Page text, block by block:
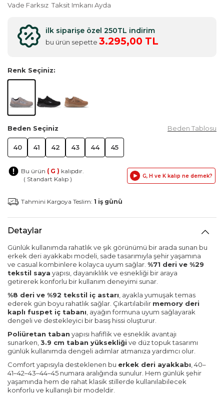
Vade Farksız Taksit Imkanı Ayda
ilk siparişe özel 250TL indirim
bu ürün sepette 3.295,00 TL
Renk Seçiniz:
Beden Seçiniz Beden Tablosu
40 41 42 43 44 45
Bu ürün ( G ) kalıpdır.
( Standart Kalıp )
G, H ve K kalıp ne demek?
Tahmini Kargoya Teslim: 1 iş günü
Detaylar
Günlük kullanımda rahatlık ve şık görünümü bir arada sunan bu
erkek deri ayakkabı modeli, sade tasarımıyla şehir yaşamına
ve casual kombinlere kolayca uyum sağlar. %71 deri ve %29
tekstil saya yapısı, dayanıklılık ve esnekliği bir araya
getirerek konforlu bir kullanım deneyimi sunar.
%8 deri ve %92 tekstil iç astarı, ayakla yumuşak temas
ederek gün boyu rahatlık sağlar. Çıkartılabilir memory deri
kaplı fuspet iç tabanı, ayağın formuna uyum sağlayarak
dengeli ve destekleyici bir basış hissi oluşturur.
Poliüretan taban yapısı hafiflik ve esneklik avantajı
sunarken,3.9 cm taban yüksekliği ve düz topuk tasarımı
günlük kullanımda dengeli adımlar atmanıza yardımcı olur.
Comfort yapısıyla desteklenen bu erkek deri ayakkabı, 40–
41–42–43–44–45 numara aralığında sunulur. Hem günlük şehir
yaşamında hem de rahat klasik stillerde kullanılabilecek
konforlu ve kullanışlı bir modeldir.